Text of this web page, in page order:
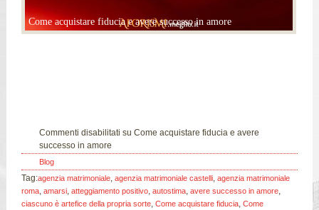
Come acquistare fiducia e avere successo in amore
Commenti disabilitati su Come acquistare fiducia e avere
successo in amore
Blog
Tag:agenzia matrimoniale,agenzia matrimoniale castelli,agenzia matrimoniale
roma,amarsi,atteggiamento positivo,autostima,avere successo in amore,
ciascuno è artefice della propria sorte,Come acquistare fiducia,Come